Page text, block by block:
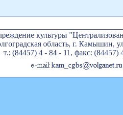
культуры
область, г. Камышин,
т.: (84457) 4 - 84 - 11, факс: (84457)